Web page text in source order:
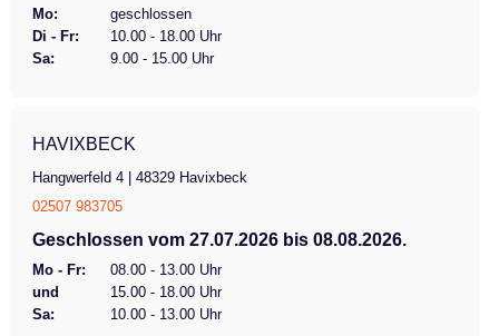
Mo:
geschlossen
Di - Fr:
10.00 - 18.00 Uhr
Sa:
9.00 - 15.00 Uhr
HAVIXBECK
Hangwerfeld 4 | 48329 Havixbeck
02507 983705
Geschlossen vom 27.07.2026 bis 08.08.2026.
Mo - Fr:
08.00 - 13.00 Uhr
und
15.00 - 18.00 Uhr
Sa:
10.00 - 13.00 Uhr